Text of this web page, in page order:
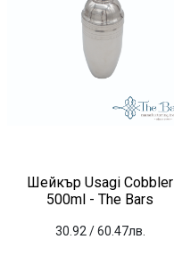
Шейкър Usagi Cobbler
500ml - The Bars
30.92 / 60.47лв.